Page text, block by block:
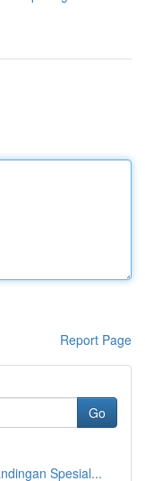
Report Page
Go
Spesial...